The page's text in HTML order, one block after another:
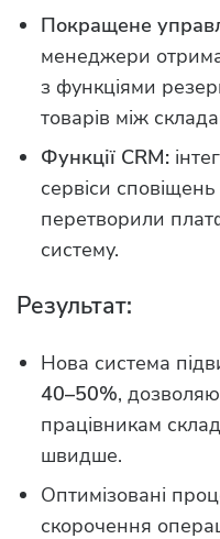
Покращене
менеджери
з функціями
товарів між
Функції CRM:
сервіси
перетворили
систему.
Результат:
Нова система
40–50%,
працівникам
швидше.
Оптимізовані
скорочення